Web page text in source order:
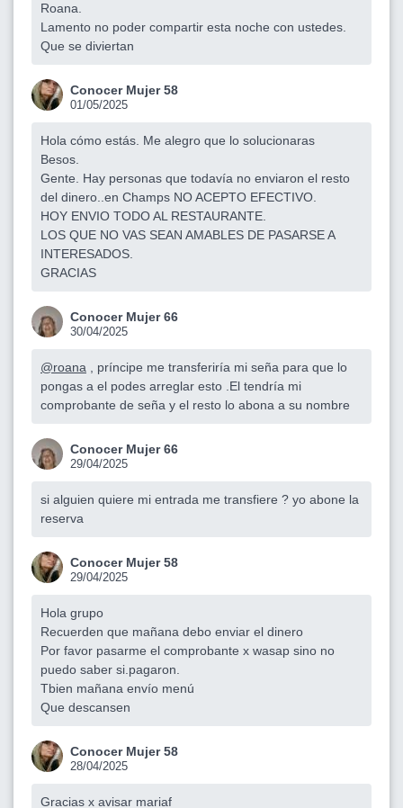
Roana.
Lamento no poder compartir esta noche con ustedes.
Que se diviertan
Conocer Mujer 58
01/05/2025
Hola cómo estás. Me alegro que lo solucionaras
Besos.
Gente. Hay personas que todavía no enviaron el resto
del dinero..en Champs NO ACEPTO EFECTIVO.
HOY ENVIO TODO AL RESTAURANTE.
LOS QUE NO VAS SEAN AMABLES DE PASARSE A
INTERESADOS.
GRACIAS
Conocer Mujer 66
30/04/2025
@roana , príncipe me transferiría mi seña para que lo
pongas a el podes arreglar esto .El tendría mi
comprobante de seña y el resto lo abona a su nombre
Conocer Mujer 66
29/04/2025
si alguien quiere mi entrada me transfiere ? yo abone la
reserva
Conocer Mujer 58
29/04/2025
Hola grupo
Recuerden que mañana debo enviar el dinero
Por favor pasarme el comprobante x wasap sino no
puedo saber si.pagaron.
Tbien mañana envío menú
Que descansen
Conocer Mujer 58
28/04/2025
Gracias x avisar mariaf